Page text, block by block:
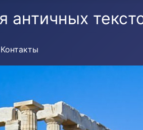
античных
Контакты